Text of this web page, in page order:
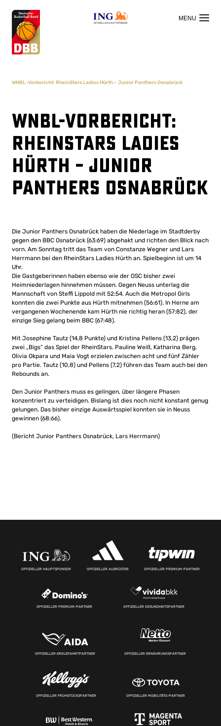
OFFIZIELLER HAUPTSPONSOR
WNBL-Vorbericht: RheinStars Ladies Hürth – Junior Panthers Osnabrück
WNBL-Vorbericht:
RheinStars Ladies
Hürth – Junior
Panthers Osnabrück
Die Junior Panthers Osnabrück haben die Niederlage im Stadtderby
gegen den BBC Osnabrück (63:69) abgehakt und richten den Blick nach
vorn. Am Sonntag tritt das Team von Constanze Wegner und Lars
Herrmann bei den RheinStars Ladies Hürth an. Spielbeginn ist um 14
Uhr.
Die Gastgeberinnen haben ebenso wie der OSC bisher zwei
Heimniederlagen hinnehmen müssen. Gegen Neuss unterlag die
Mannschaft von Steffi Lippold mit 52:54. Auch die Metropol Girls
konnten die zwei Punkte aus Hürth mitnehmen (56:61). In Herne am
vergangenen Wochenende kam Hürth nie richtig heran (57:82), der
einzige Sieg gelang beim BBC (67:48).
Mit Josephine Tautz (14,8 Punkte) und Kristina Pellens (13,2) prägen
zwei „Bigs“ das Spiel der RheinStars. Pauline Weiß, Katharina Berg,
Olivia Okpara und Maia Vogt erzielen zwischen acht und fünf Zähler
pro Partie. Tautz (10,8) und Pellens (7,2) führen das Team auch bei den
Rebounds an.
Den Junior Panthers muss es gelingen, über längere Phasen
konzentriert zu verteidigen. Bislang ist dies noch nicht konstant genug
gelungen. Das bisher einzige Auswärtsspiel konnten sie in Neuss
gewinnen (68:66).
(Bericht Junior Panthers Osnabrück, Lars Herrmann)
OFFIZIELLER HAUPTSPONSOR OFFIZIELLER AUSRÜSTER OFFIZIELLER PREMIUM-PARTNER
OFFIZIELLER PREMIUM-PARTNER OFFIZIELLER GESUNDHEITSPARTNER
OFFIZIELLER KREUZFAHRTPARTNER OFFIZIELLER ERNÄHRUNGSPARTNER
OFFIZIELLER FRÜHSTÜCKSPARTNER OFFIZIELLER MOBILITÄTS-PARTNER